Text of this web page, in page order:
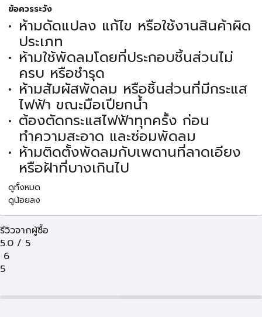
ข้อควรระวัง
ห้ามดัดแปลง แก้ไข หรือใช้งานสินค้าผิด
ประเภท
ห้ามใช้พัดลมโดยที่ประกอบชิ้นส่วนไม่
ครบ หรือชำรุด
ห้ามสัมผัสพัดลม หรือชิ้นส่วนที่มีกระแส
ไฟฟ้า ขณะมือเปียกน้ำ
ต้องตัดกระแสไฟฟ้าทุกครั้ง ก่อน
ทำความสะอาด และซ่อมพัดลม
ห้ามติดตั้งพัดลมกับเพดานที่ลาดเอียง
หรือฝ้าที่บางเกินไป
ดูทั้งหมด
ดูน้อยลง
รีวิวจากผู้ซื้อ
5.0 / 5
6
5